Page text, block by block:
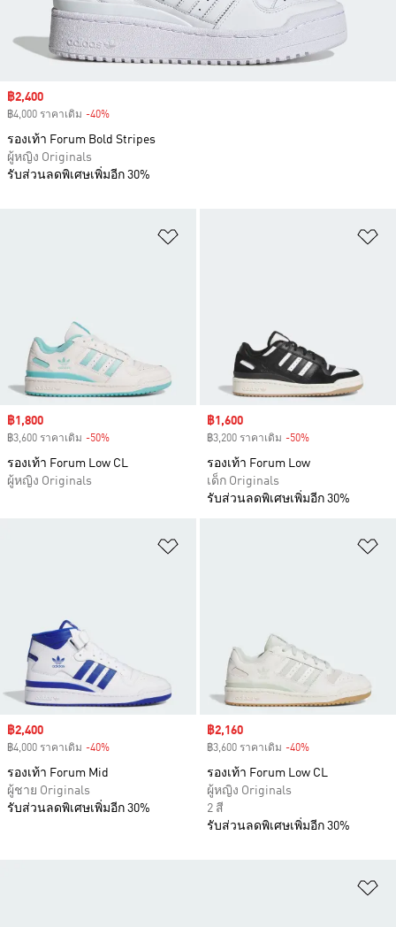
Sale price
฿1,800
฿3,600 ราคาเดิม -50%
รองเท้า Forum Low CL
ผู้หญิง Originals
Sale price
฿1,600
฿3,200 ราคาเดิม -50%
รองเท้า Forum Low
เด็ก Originals
รับส่วนลดพิเศษเพิ่มอีก 30%
Sale price
฿2,400
฿4,000 ราคาเดิม -40%
รองเท้า Forum Mid
ผู้ชาย Originals
รับส่วนลดพิเศษเพิ่มอีก 30%
Sale price
฿2,160
฿3,600 ราคาเดิม -40%
รองเท้า Forum Low CL
ผู้หญิง Originals
2 สี
รับส่วนลดพิเศษเพิ่มอีก 30%
Sale price
฿2,400
฿4,000 ราคาเดิม -40%
รองเท้า Forum Bold Stripes
ผู้หญิง Originals
รับส่วนลดพิเศษเพิ่มอีก 30%